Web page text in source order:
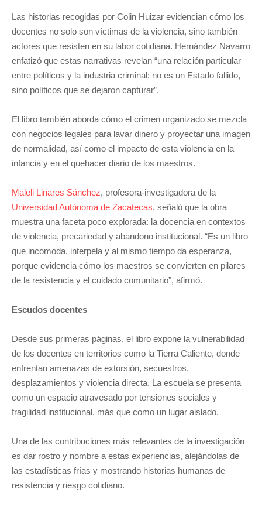
Las historias recogidas por Colin Huizar evidencian cómo los
docentes no solo son víctimas de la violencia, sino también
actores que resisten en su labor cotidiana. Hernández Navarro
enfatizó que estas narrativas revelan “una relación particular
entre políticos y la industria criminal: no es un Estado fallido,
sino políticos que se dejaron capturar”.
El libro también aborda cómo el crimen organizado se mezcla
con negocios legales para lavar dinero y proyectar una imagen
de normalidad, así como el impacto de esta violencia en la
infancia y en el quehacer diario de los maestros.
Maleli Linares Sánchez, profesora-investigadora de la
Universidad Autónoma de Zacatecas, señaló que la obra
muestra una faceta poco explorada: la docencia en contextos
de violencia, precariedad y abandono institucional. “Es un libro
que incomoda, interpela y al mismo tiempo da esperanza,
porque evidencia cómo los maestros se convierten en pilares
de la resistencia y el cuidado comunitario”, afirmó.
Escudos docentes
Desde sus primeras páginas, el libro expone la vulnerabilidad
de los docentes en territorios como la Tierra Caliente, donde
enfrentan amenazas de extorsión, secuestros,
desplazamientos y violencia directa. La escuela se presenta
como un espacio atravesado por tensiones sociales y
fragilidad institucional, más que como un lugar aislado.
Una de las contribuciones más relevantes de la investigación
es dar rostro y nombre a estas experiencias, alejándolas de
las estadísticas frías y mostrando historias humanas de
resistencia y riesgo cotidiano.